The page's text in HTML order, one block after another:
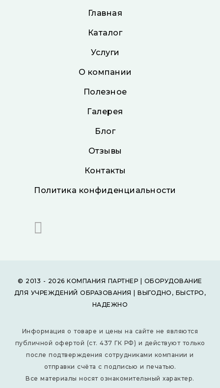
Главная
Каталог
Услуги
О компании
Полезное
Галерея
Блог
Отзывы
Контакты
Политика конфиденциальности
© 2013 - 2026 КОМПАНИЯ ПАРТНЕР | ОБОРУДОВАНИЕ
ДЛЯ УЧРЕЖДЕНИЙ ОБРАЗОВАНИЯ | ВЫГОДНО, БЫСТРО,
НАДЕЖНО
Информация о товаре и цены на сайте не являются
публичной офертой (ст. 437 ГК РФ) и действуют только
после подтверждения сотрудниками компании и
отправки счёта с подписью и печатью.
Все материалы носят ознакомительный характер.